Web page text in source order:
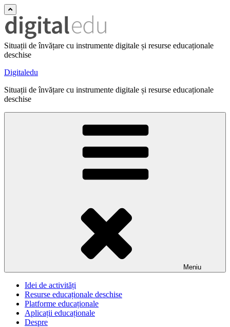
Situații de învățare cu instrumente digitale și resurse educaționale
deschise
Digitaledu
Situații de învățare cu instrumente digitale și resurse educaționale
deschise
Meniu
Idei de activități
Resurse educaționale deschise
Platforme educaționale
Aplicații educaționale
Despre